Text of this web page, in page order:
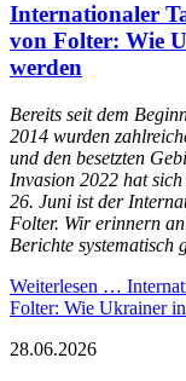
Internationaler
von Folter: Wie
werden
Bereits seit dem
2014 wurden
und den besetzten
Invasion 2022 hat
26. Juni ist der
Folter. Wir erinnern
Berichte
Weiterlesen …
Folter: Wie Ukrainer
28.06.2026